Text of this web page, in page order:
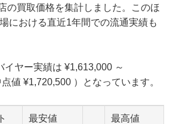
の買取価格を集計しました。このほ
における直近1年間での流通実績も
イヤー実績は ¥1,613,000 ～
値 ¥1,720,500 ）となっています。
最安値 最高値